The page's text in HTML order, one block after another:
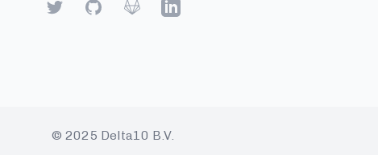
TwitterGitHubGitlab LinkedIn
© 2025 Delta10 B.V.